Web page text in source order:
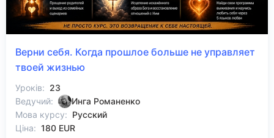
Верни себя. Когда прошлое больше не управляет
твоей жизнью
Уроків: 23
Ведучий:
Инга Романенко
Мова курсу: Русский
Ціна: 180 EUR